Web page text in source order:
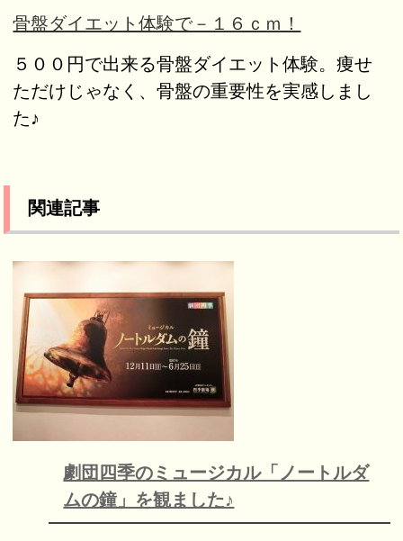
骨盤ダイエット体験で－１６ｃｍ！
５００円で出来る骨盤ダイエット体験。痩せ
ただけじゃなく、骨盤の重要性を実感しまし
た♪
関連記事
劇団四季のミュージカル「ノートルダ
ムの鐘」を観ました♪